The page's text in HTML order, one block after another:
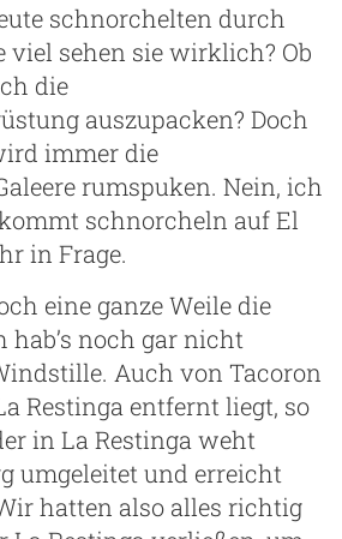
schnorchelten durch
viel sehen sie wirklich? Ob
die
auszupacken? Doch
immer die
rumspuken. Nein, ich
schnorcheln auf El
in Frage.
eine ganze Weile die
hab’s noch gar nicht
Auch von Tacoron
Restinga entfernt liegt, so
in La Restinga weht
umgeleitet und erreicht
hatten also alles richtig